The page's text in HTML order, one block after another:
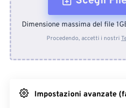
Dal
Da Google
Dimensione massima del file
Procedendo, accetti i nostri
Impostazioni avanzate